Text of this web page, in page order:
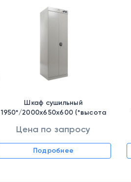
Шкаф сушильный
1950*/2000x650x600 (*высота
S30799011002
Цена по запросу
Подробнее